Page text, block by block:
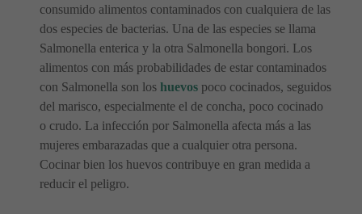
consumido alimentos contaminados con cualquiera de las
dos especies de bacterias. Una de las especies se llama
Salmonella enterica y la otra Salmonella bongori. Los
alimentos con más probabilidades de estar contaminados
con Salmonella son los huevos poco cocinados, seguidos
del marisco, especialmente el de concha, poco cocinado
o crudo. La infección por Salmonella afecta más a las
mujeres embarazadas que a cualquier otra persona.
Cocinar bien los huevos contribuye en gran medida a
reducir el peligro.